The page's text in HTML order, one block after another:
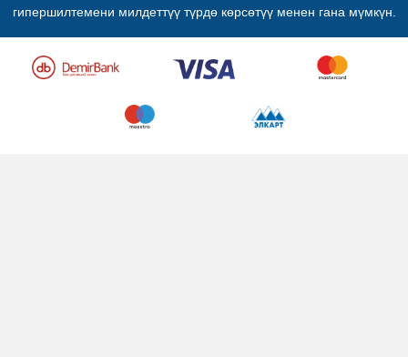
гипершилтемени милдеттүү түрдө көрсөтүү менен гана мүмкүн.